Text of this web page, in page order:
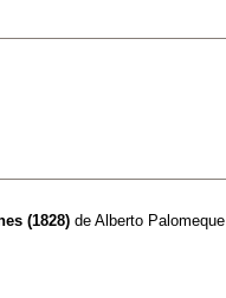
(1828) de Alberto Palomeque